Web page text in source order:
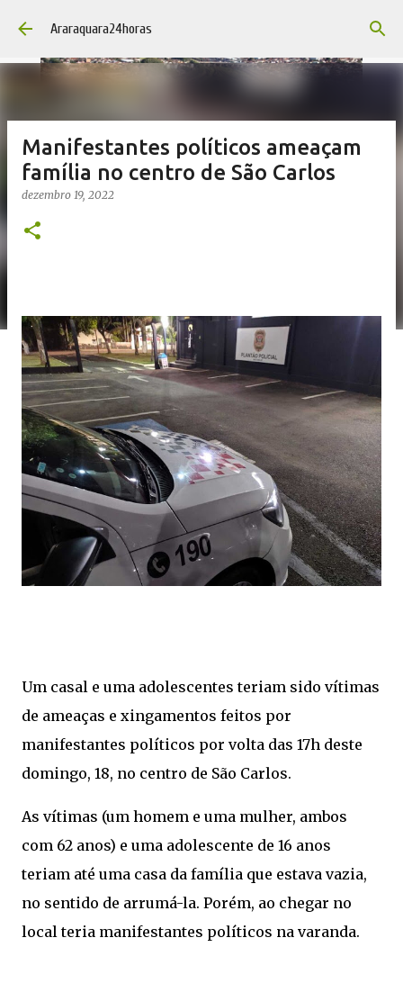
Pular para o conteúdo principal
Araraquara24horas
Manifestantes políticos ameaçam
família no centro de São Carlos
dezembro 19, 2022
Um casal e uma adolescentes teriam sido vítimas
de ameaças e xingamentos feitos por
manifestantes políticos por volta das 17h deste
domingo, 18, no centro de São Carlos.
As vítimas (um homem e uma mulher, ambos
com 62 anos) e uma adolescente de 16 anos
teriam até uma casa da família que estava vazia,
no sentido de arrumá-la. Porém, ao chegar no
local teria manifestantes políticos na varanda.